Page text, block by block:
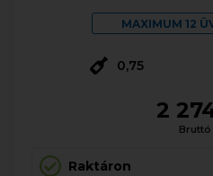
MAXIMUM 12
0,75
2
Bruttó
Raktáron